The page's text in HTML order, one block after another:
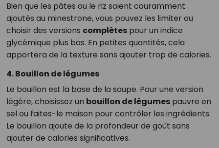
Bien que les pâtes ou le riz soient couramment
ajoutés au minestrone, vous pouvez les limiter ou
choisir des versions complètespour un indice
glycémique plus bas. En petites quantités, cela
apportera de la texture sans ajouter trop de calories.
4. Bouillon de légumes
Le bouillon est la base de la soupe. Pour une version
légère, choisissez un bouillon de légumespauvre en
sel ou faites-le maison pour contrôler les ingrédients.
Le bouillon ajoute de la profondeur de goût sans
ajouter de calories significatives.